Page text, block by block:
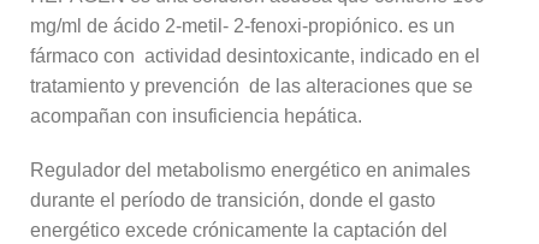
mg/ml de ácido 2-metil- 2-fenoxi-propiónico. es un
fármaco con actividad desintoxicante, indicado en el
tratamiento y prevención de las alteraciones que se
acompañan con insuficiencia hepática.
Regulador del metabolismo energético en animales
durante el período de transición, donde el gasto
energético excede crónicamente la captación del